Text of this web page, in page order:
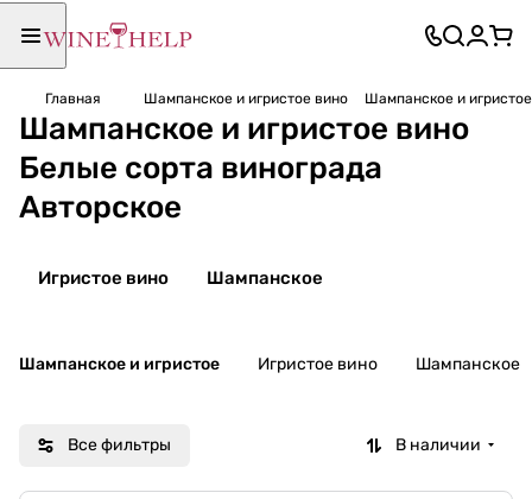
Главная Шампанское и игристое вино Шампанское и
Шампанское и игристое вино
Белые сорта винограда
Авторское
Игристое вино Шампанское
Шампанское и игристое Игристое вино Шампанское
Все фильтры В наличии